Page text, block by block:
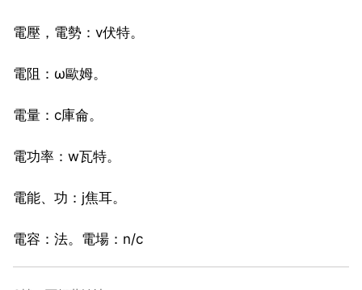
電壓，電勢：v伏特。
電阻：ω歐姆。
電量：c庫侖。
電功率：w瓦特。
電能、功：j焦耳。
電容：法。電場：n/c